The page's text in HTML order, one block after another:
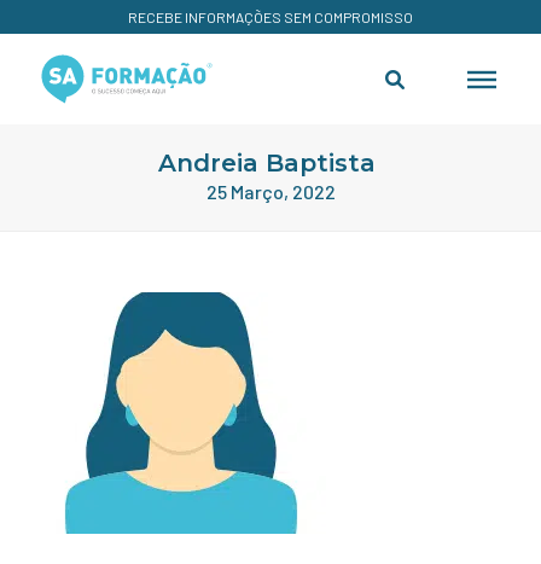
RECEBE INFORMAÇÕES SEM COMPROMISSO
Andreia Baptista
25 Março, 2022